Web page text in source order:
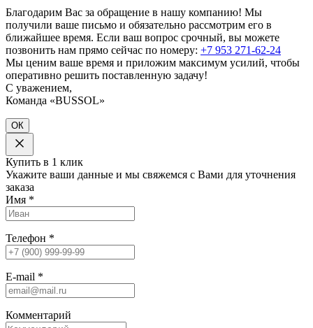
Благодарим Вас за обращение в нашу компанию! Мы
получили ваше письмо и обязательно рассмотрим его в
ближайшее время. Если ваш вопрос срочный, вы можете
позвонить нам прямо сейчас по номеру: +7 953 271-62-24
Мы ценим ваше время и приложим максимум усилий, чтобы
оперативно решить поставленную задачу!
С уважением,
Команда «BUSSOL»
ОК
Купить в 1 клик
Укажите ваши данные и мы свяжемся с Вами для уточнения
заказа
Имя *
Телефон *
E-mail *
Комментарий